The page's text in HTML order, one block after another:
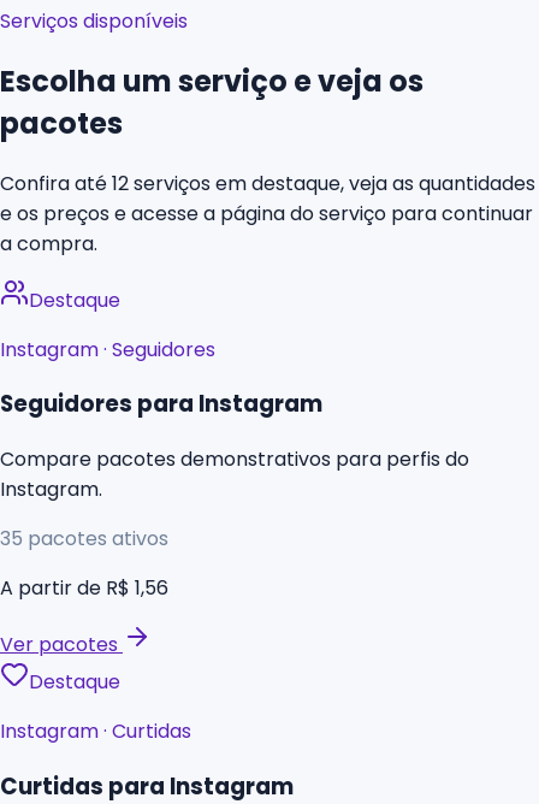
Serviços disponíveis
Escolha um serviço e veja os
pacotes
Confira até 12 serviços em destaque, veja as quantidades
e os preços e acesse a página do serviço para continuar
a compra.
Destaque
Instagram· Seguidores
Seguidores para Instagram
Compare pacotes demonstrativos para perfis do
Instagram.
35 pacotes ativos
A partir de R$ 1,56
Ver pacotes
Destaque
Instagram· Curtidas
Curtidas para Instagram